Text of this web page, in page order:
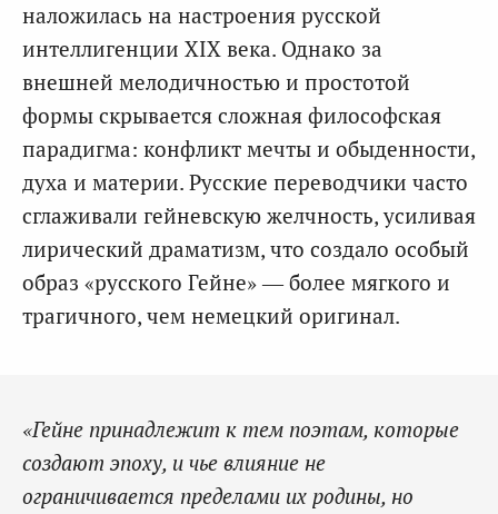
наложилась на настроения русской
интеллигенции XIX века. Однако за
внешней мелодичностью и простотой
формы скрывается сложная философская
парадигма: конфликт мечты и обыденности,
духа и материи. Русские переводчики часто
сглаживали гейневскую желчность, усиливая
лирический драматизм, что создало особый
образ «русского Гейне» — более мягкого и
трагичного, чем немецкий оригинал.
«Гейне принадлежит к тем поэтам, которые
создают эпоху, и чье влияние не
ограничивается пределами их родины, но